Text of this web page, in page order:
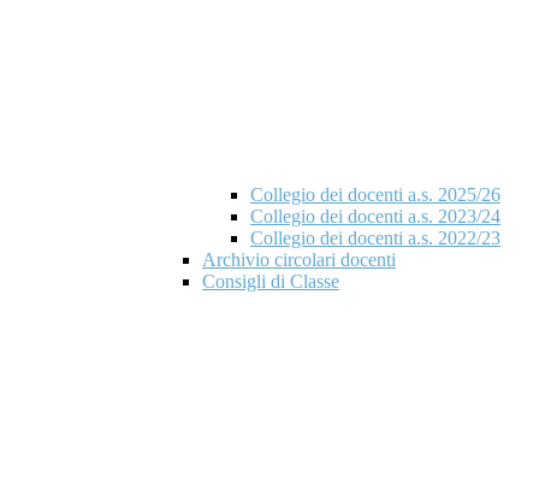
Collegio dei docenti a.s. 2025/26
Collegio dei docenti a.s. 2023/24
Collegio dei docenti a.s. 2022/23
Archivio circolari docenti
Consigli di Classe